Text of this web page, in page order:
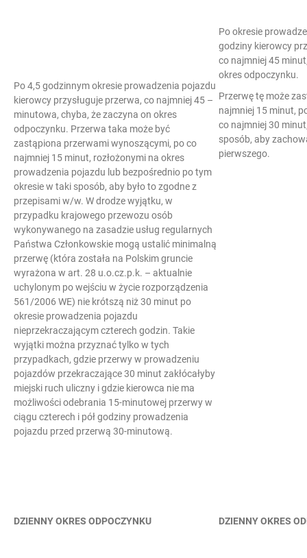
Po 4,5 godzinnym okresie prowadzenia pojazdu
kierowcy przysługuje przerwa, co najmniej 45 –
minutowa, chyba, że zaczyna on okres
odpoczynku. Przerwa taka może być
zastąpiona przerwami wynoszącymi, po co
najmniej 15 minut, rozłożonymi na okres
prowadzenia pojazdu lub bezpośrednio po tym
okresie w taki sposób, aby było to zgodne z
przepisami w/w. W drodze wyjątku, w
przypadku krajowego przewozu osób
wykonywanego na zasadzie usług regularnych
Państwa Członkowskie mogą ustalić minimalną
przerwę (która została na Polskim gruncie
wyrażona w art. 28 u.o.cz.p.k. – aktualnie
uchylonym po wejściu w życie rozporządzenia
561/2006 WE) nie krótszą niż 30 minut po
okresie prowadzenia pojazdu
nieprzekraczającym czterech godzin. Takie
wyjątki można przyznać tylko w tych
przypadkach, gdzie przerwy w prowadzeniu
pojazdów przekraczające 30 minut zakłócałyby
miejski ruch uliczny i gdzie kierowca nie ma
możliwości odebrania 15-minutowej przerwy w
ciągu czterech i pół godziny prowadzenia
pojazdu przed przerwą 30-minutową.
Po okresie
godziny kierowcy
co najmniej 45
okres odpoczynku.
Przerwę tę może
najmniej 15 minut,
co najmniej 30
sposób, aby
pierwszego.
DZIENNY OKRES ODPOCZYNKU DZIENNY OKRES